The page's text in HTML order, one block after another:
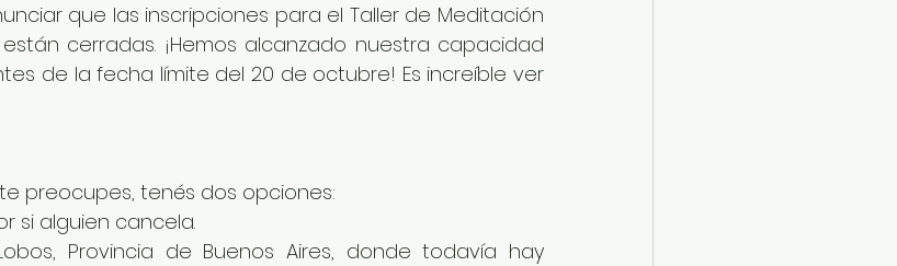
que las inscripciones para el Taller de Meditación
cerradas. ¡Hemos alcanzado nuestra capacidad
de la fecha límite del 20 de octubre! Es increíble ver
preocupes, tenés dos opciones:
si alguien cancela.
Provincia de Buenos Aires, donde todavía hay